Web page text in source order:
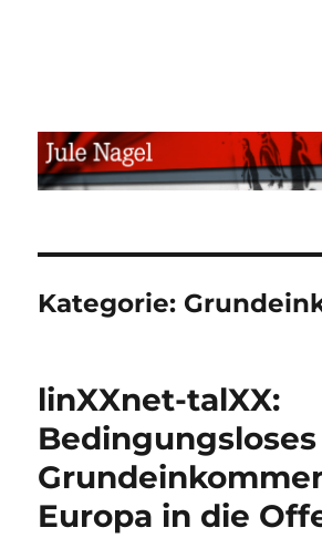
Kategorie:
linXXnet-talXX:
Bedingungsloses
Europa in die